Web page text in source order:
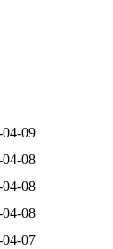
04-09
04-08
04-08
04-08
04-07